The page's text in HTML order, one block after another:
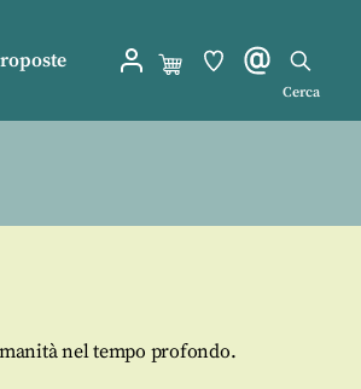
Cerca
nel tempo profondo.